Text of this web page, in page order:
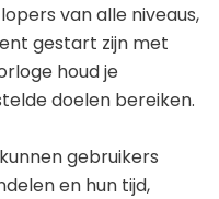
van alle niveaus,
gestart zijn met
houd je
doelen bereiken.
gebruikers
en hun tijd,